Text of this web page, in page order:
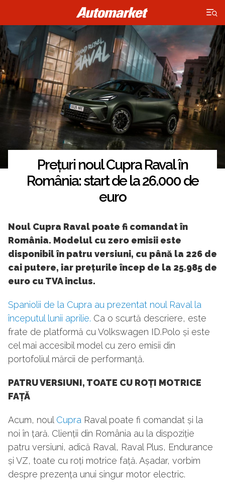
×
Prețuri noul Cupra Raval în
România: start de la 26.000 de
euro
Noul Cupra Raval poate fi comandat în
România. Modelul cu zero emisii este
disponibil în patru versiuni, cu până la 226 de
cai putere, iar prețurile încep de la 25.985 de
euro cu TVA inclus.
Spaniolii de la Cupra au prezentat noul Raval la
începutul lunii aprilie. Ca o scurtă descriere, este
frate de platformă cu Volkswagen ID.Polo și este
cel mai accesibil model cu zero emisii din
portofoliul mărcii de performanță.
PATRU VERSIUNI, TOATE CU ROȚI MOTRICE
FAȚĂ
Acum, noulCupra Raval poate fi comandat și la
noi în țară. Clienții din România au la dispoziție
patru versiuni, adică Raval, Raval Plus, Endurance
și VZ, toate cu roți motrice față. Așadar, vorbim
despre prezența unui singur motor electric.